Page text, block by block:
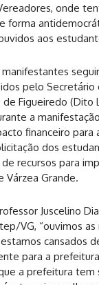
onde
forma
aos
manifestantes
pelo Secretário
Figueiredo (Dito
a
financeiro para
dos
recursos para
Várzea Grande.
Juscelino
VG, “ouvimos as
cansados
para a
a prefeitura tem